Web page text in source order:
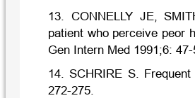
13. CONNELLY JE,
patient who perceive peor
Gen Intern Med 1991;6: 47-
14. SCHRIRE S.
272-275.